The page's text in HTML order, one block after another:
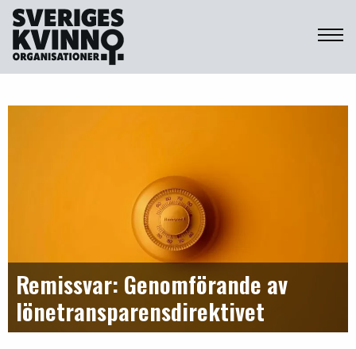
Sveriges Kvinnoorganisationer
Remissvar: Genomförande av
lönetransparensdirektivet